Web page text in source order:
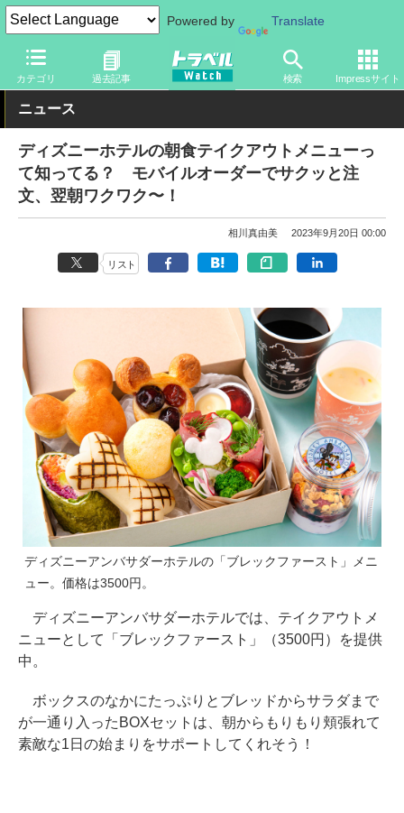
Powered by Translate
カテゴリ 過去記事 検索 Impressサイト
トラベル Watch 旅の情報 観光地 ディズニーリゾート
ニュース
ディズニーホテルの朝食テイクアウトメニューっ
て知ってる？ モバイルオーダーでサクッと注
文、翌朝ワクワク〜！
相川真由美 2023年9月20日 00:00
リスト
ディズニーアンバサダーホテルの「ブレックファースト」メニ
ュー。価格は3500円。
ディズニーアンバサダーホテルでは、テイクアウトメ
ニューとして「ブレックファースト」（3500円）を提供
中。
ボックスのなかにたっぷりとブレッドからサラダまで
が一通り入ったBOXセットは、朝からもりもり頬張れて
素敵な1日の始まりをサポートしてくれそう！